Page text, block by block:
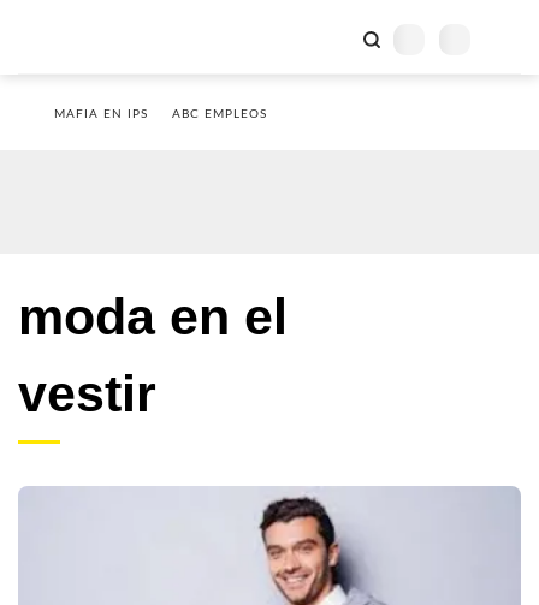
MAFIA EN IPS ABC EMPLEOS
moda en el
vestir